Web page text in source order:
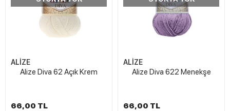
ALİZE
Alize Diva 62 Açık Krem
66,00 TL
ALİZE
Alize Diva 622 Menekşe
66,00 TL